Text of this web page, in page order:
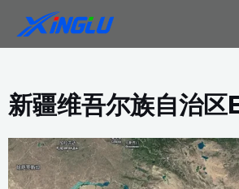
内
新疆维吾尔族自治区